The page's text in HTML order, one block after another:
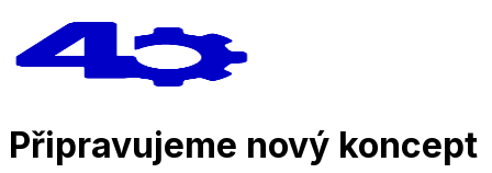
Připravujeme nový koncept